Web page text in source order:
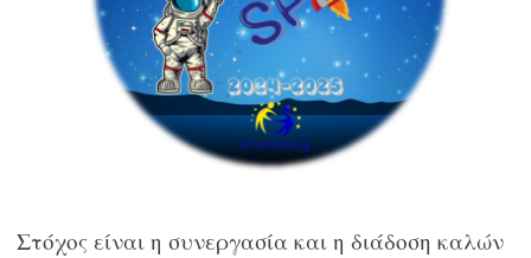
Στόχος είναι η συνεργασία και η διάδοση καλών